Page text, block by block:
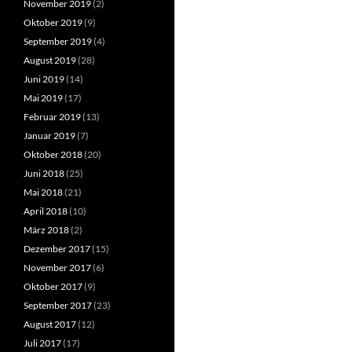
November 2019(2)
Oktober 2019(9)
September 2019(4)
August 2019(28)
Juni 2019(14)
Mai 2019(17)
Februar 2019(13)
Januar 2019(7)
Oktober 2018(20)
Juni 2018(25)
Mai 2018(21)
April 2018(10)
März 2018(2)
Dezember 2017(15)
November 2017(6)
Oktober 2017(9)
September 2017(23)
August 2017(12)
Juli 2017(17)